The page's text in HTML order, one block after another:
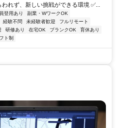
れず、新しい挑戦ができる環境 ✅...
登用あり
副業・WワークOK
経験不問 未経験者歓迎
フルリモート
研修あり 在宅OK ブランクOK
育休あり
ト制